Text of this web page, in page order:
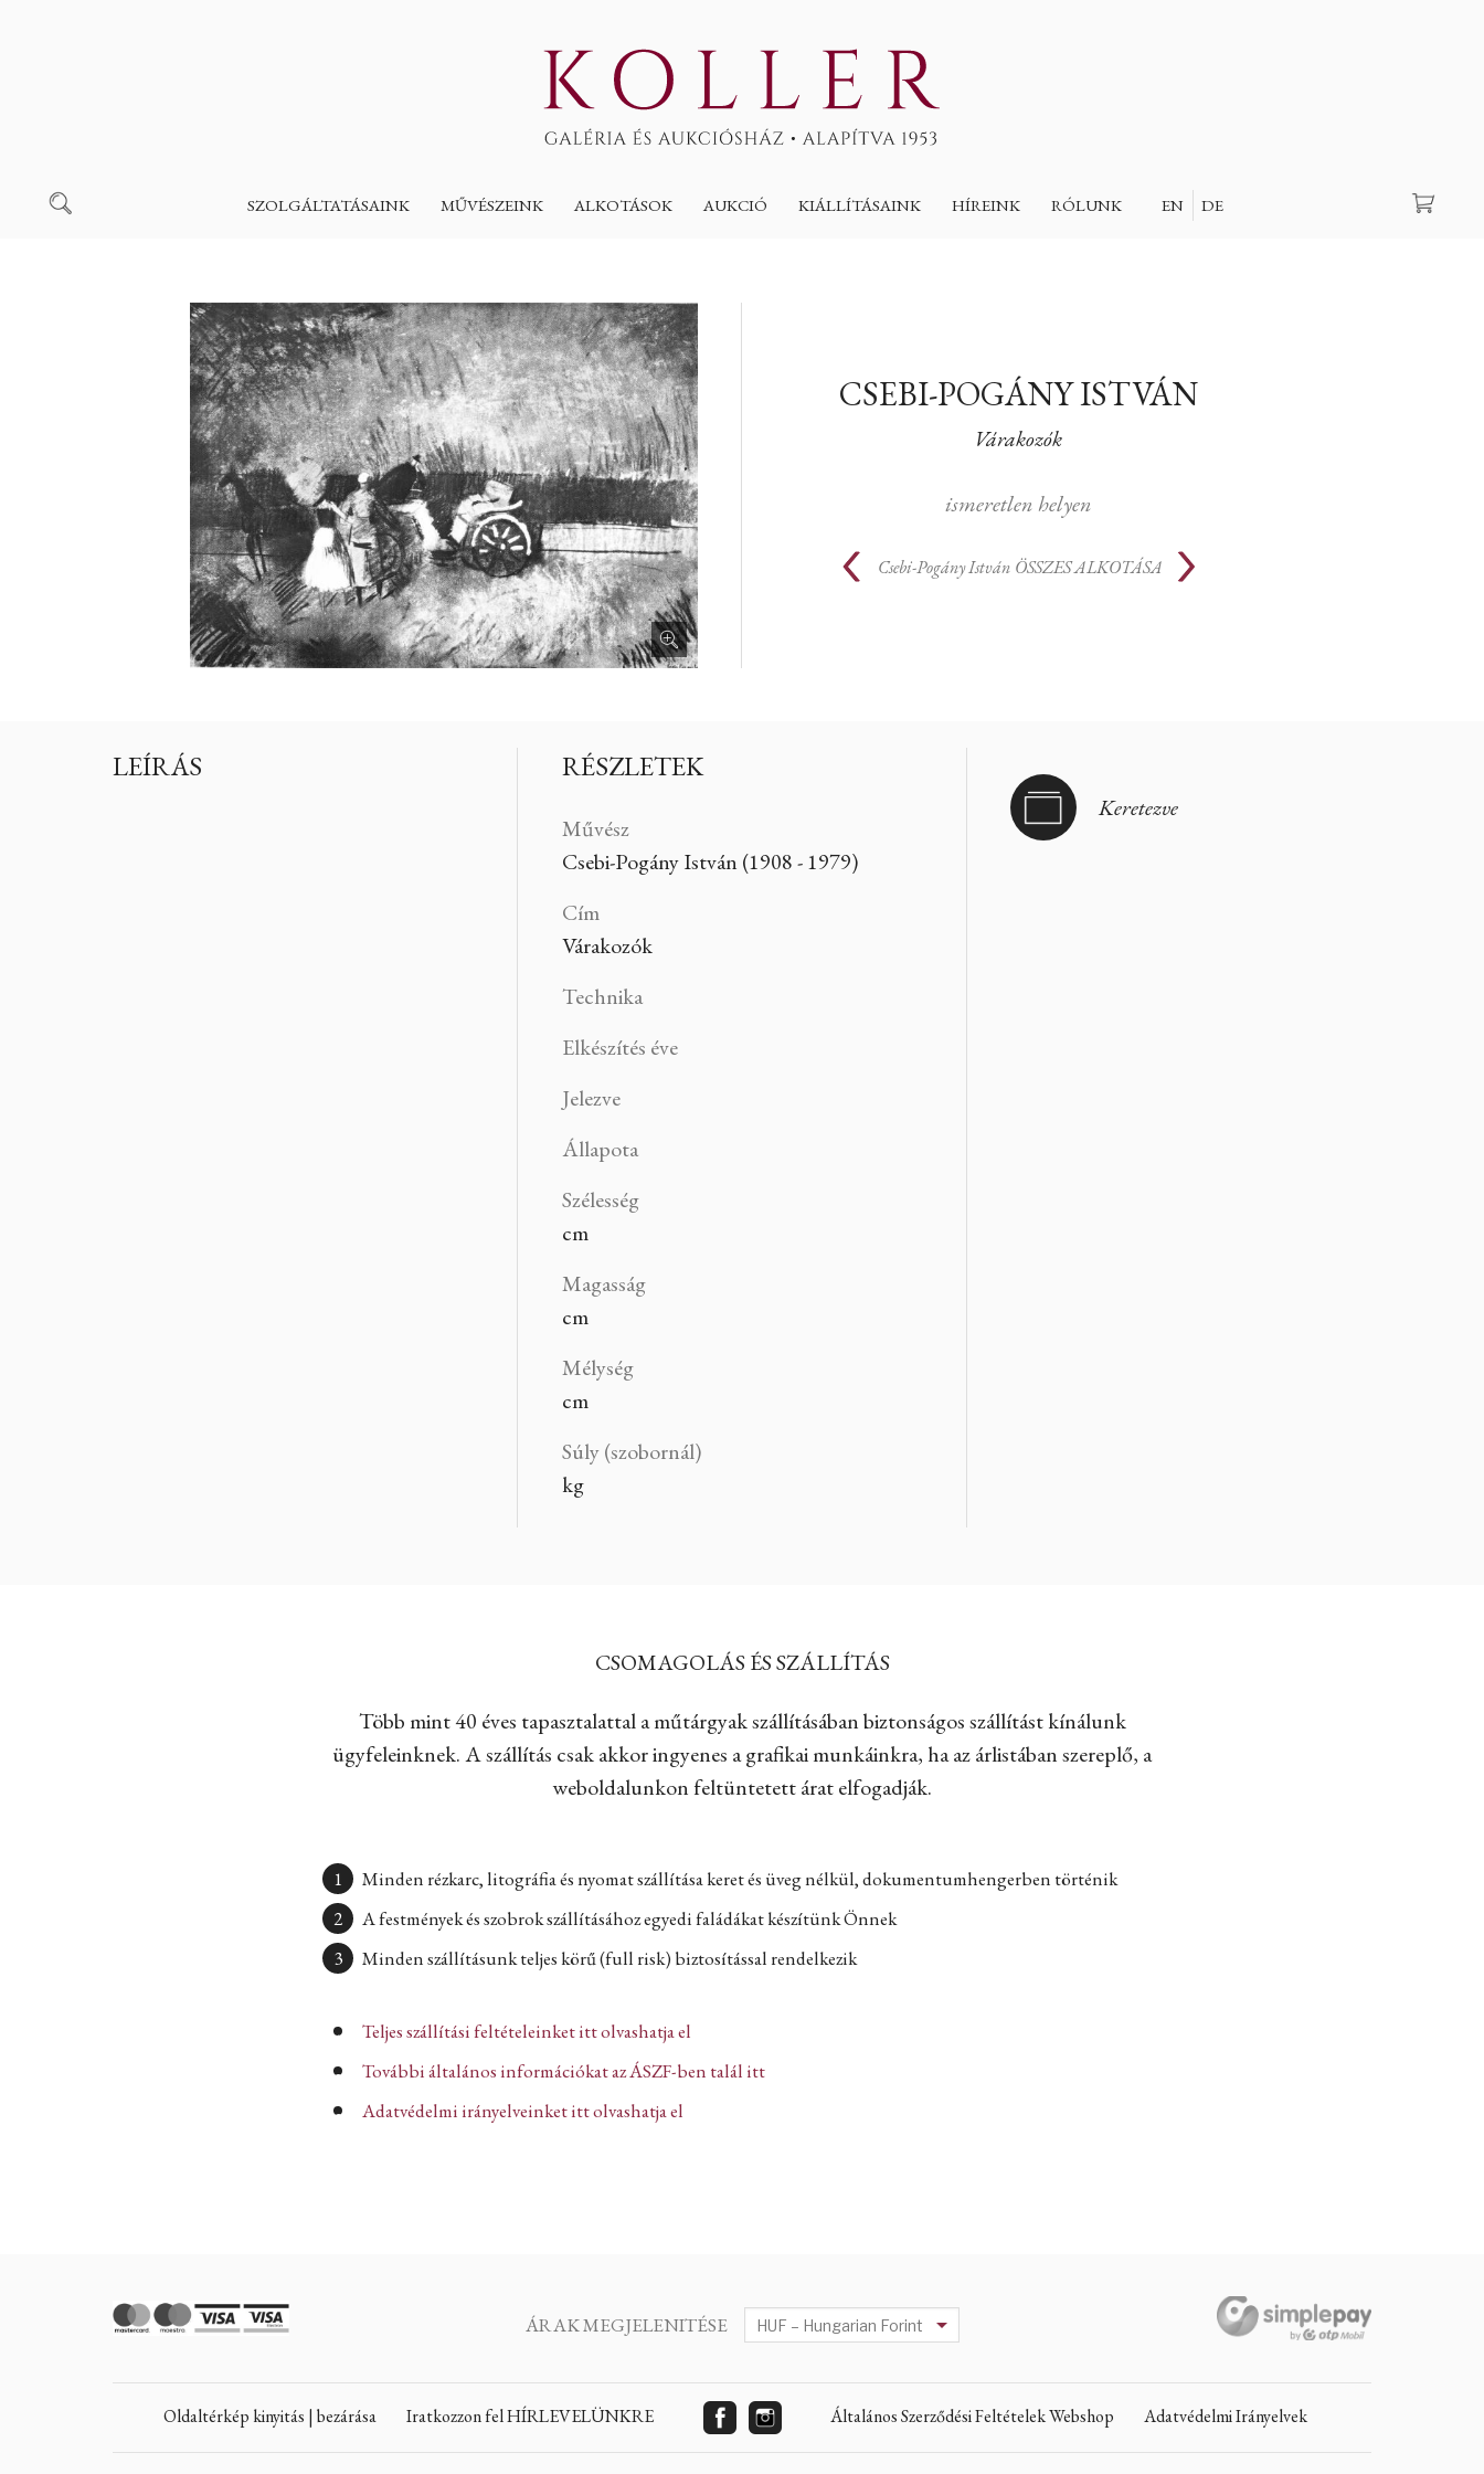
SZOLGÁLTATÁSAINK MŰVÉSZEINK ALKOTÁSOK AUKCIÓ KIÁLLÍTÁSAINK HÍREINK RÓLUNK EN DE
Keresés
CSEBI-POGÁNY ISTVÁN
Várakozók
ismeretlen helyen
Csebi-Pogány István ÖSSZES ALKOTÁSA
LEÍRÁS RÉSZLETEK
Művész
Csebi-Pogány István (1908 - 1979)
Cím
Várakozók
Technika
Elkészítés éve
Jelezve
Állapota
Szélesség
cm
Magasság
cm
Mélység
cm
Súly (szobornál)
kg
Keretezve
CSOMAGOLÁS ÉS SZÁLLÍTÁS
Több mint 40 éves tapasztalattal a műtárgyak szállításában biztonságos szállítást kínálunk
ügyfeleinknek. A szállítás csak akkor ingyenes a grafikai munkáinkra, ha az árlistában szereplő, a
weboldalunkon feltüntetett árat elfogadják.
Minden rézkarc, litográfia és nyomat szállítása keret és üveg nélkül, dokumentumhengerben történik
A festmények és szobrok szállításához egyedi faládákat készítünk Önnek
Minden szállításunk teljes körű (full risk) biztosítással rendelkezik
Teljes szállítási feltételeinket itt olvashatja el
További általános információkat az ÁSZF-ben talál itt
Adatvédelmi irányelveinket itt olvashatja el
ÁRAK MEGJELENITÉSE
Oldaltérkép kinyitás | bezárása Iratkozzon fel HÍRLEVELÜNKRE Általános Szerződési Feltételek Webshop Adatvédelmi Irányelvek